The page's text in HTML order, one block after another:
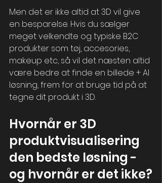
Men det er ikke altid at 3D vil give
en besparelse. Hvis du sælger
meget velkendte og typiske B2C
produkter som tøj, accesories,
makeup etc, så vil det næsten altid
være bedre at finde en billede + AI
løsning, frem for at bruge tid på at
tegne dit produkt i 3D.
Hvornår er 3D
produktvisualisering
den bedste løsning -
og hvornår er det ikke?